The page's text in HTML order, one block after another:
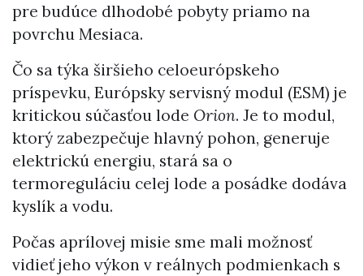
pre budúce dlhodobé pobyty priamo na
povrchu Mesiaca.
Čo sa týka širšieho celoeurópskeho
príspevku, Európsky servisný modul (ESM) je
kritickou súčasťou lode Orion. Je to modul,
ktorý zabezpečuje hlavný pohon, generuje
elektrickú energiu, stará sa o
termoreguláciu celej lode a posádke dodáva
kyslík a vodu.
Počas aprílovej misie sme mali možnosť
vidieť jeho výkon v reálnych podmienkach s